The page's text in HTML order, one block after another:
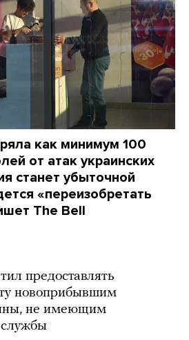
как минимум 100
от атак украинских
станет убыточной
«переизобретать
The Bell
предоставлять
новоприбывшим
не имеющим